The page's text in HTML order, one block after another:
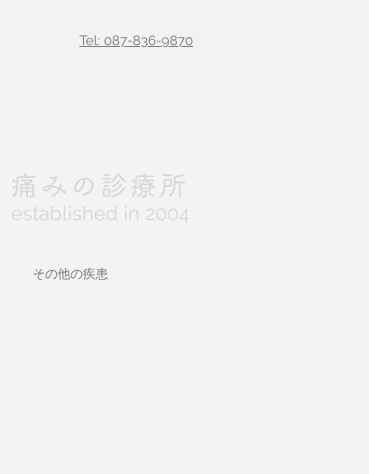
Tel: 087-836-9870
痛みの診療所
established in 2004
その他の疾患